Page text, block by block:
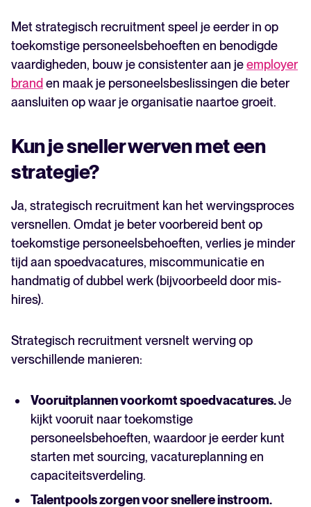
Met strategisch recruitment speel je eerder in op
toekomstige personeelsbehoeften en benodigde
vaardigheden, bouw je consistenter aan jeemployer
brand en maak je personeelsbeslissingen die beter
aansluiten op waar je organisatie naartoe groeit.
Kun je sneller werven met een
strategie?
Ja, strategisch recruitment kan het wervingsproces
versnellen. Omdat je beter voorbereid bent op
toekomstige personeelsbehoeften, verlies je minder
tijd aan spoedvacatures, miscommunicatie en
handmatig of dubbel werk (bijvoorbeeld door mis-
hires).
Strategisch recruitment versnelt werving op
verschillende manieren:
Vooruitplannen voorkomt spoedvacatures.Je
kijkt vooruit naar toekomstige
personeelsbehoeften, waardoor je eerder kunt
starten met sourcing, vacatureplanning en
capaciteitsverdeling.
Talentpools zorgen voor snellere instroom.